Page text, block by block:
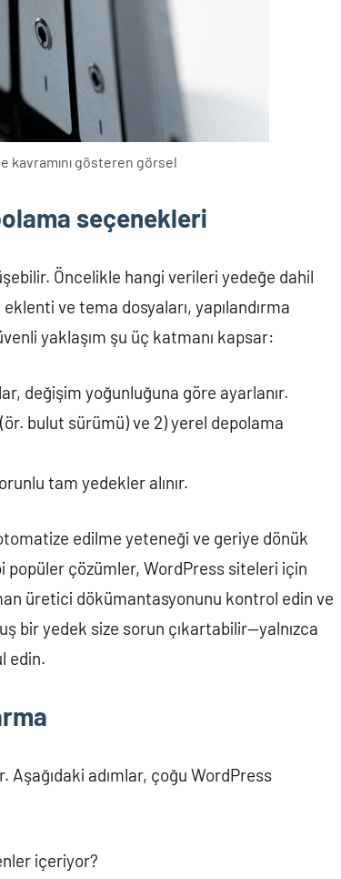
kavramını gösteren görsel
seçenekleri
Öncelikle hangi verileri yedeğe dahil
ve tema dosyaları, yapılandırma
yaklaşım şu üç katmanı kapsar:
değişim yoğunluğuna göre ayarlanır.
bulut sürümü) ve 2) yerel depolama
tam yedekler alınır.
edilme yeteneği ve geriye dönük
çözümler, WordPress siteleri için
üretici dökümantasyonunu kontrol edin ve
bir yedek size sorun çıkartabilir—yalnızca
edin.
Aşağıdaki adımlar, çoğu WordPress
içeriyor?